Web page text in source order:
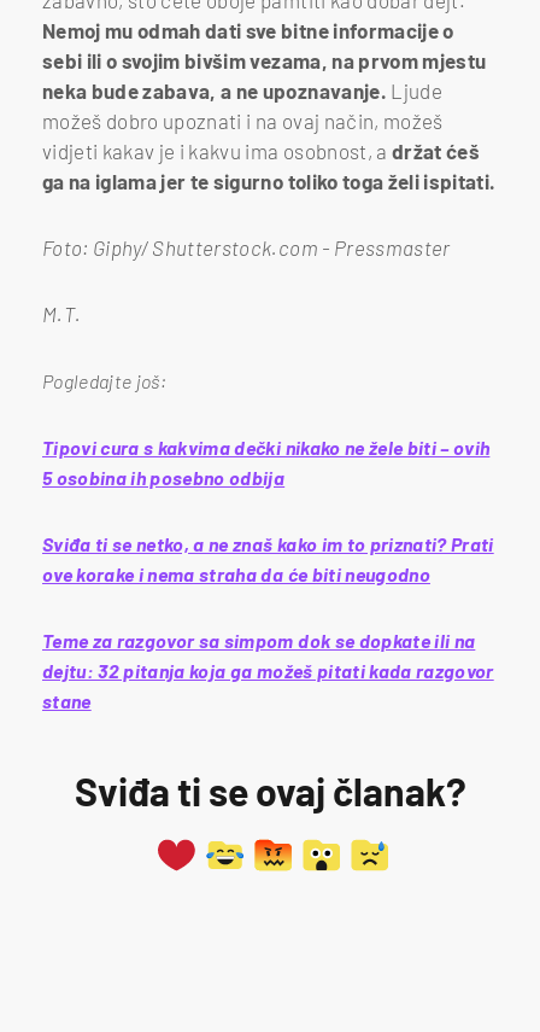
Nemoj mu odmah dati sve bitne informacije o
sebi ili o svojim bivšim vezama, na prvom mjestu
neka bude zabava, a ne upoznavanje. Ljude
možeš dobro upoznati i na ovaj način, možeš
vidjeti kakav je i kakvu ima osobnost, a držat ćeš
ga na iglama jer te sigurno toliko toga želi ispitati.
Foto: Giphy/ Shutterstock.com - Pressmaster
M.T.
Pogledajte još:
Tipovi cura s kakvima dečki nikako ne žele biti – ovih
5 osobina ih posebno odbija
Sviđa ti se netko, a ne znaš kako im to priznati? Prati
ove korake i nema straha da će biti neugodno
Teme za razgovor sa simpom dok se dopkate ili na
dejtu: 32 pitanja koja ga možeš pitati kada razgovor
stane
Sviđa ti se ovaj članak?